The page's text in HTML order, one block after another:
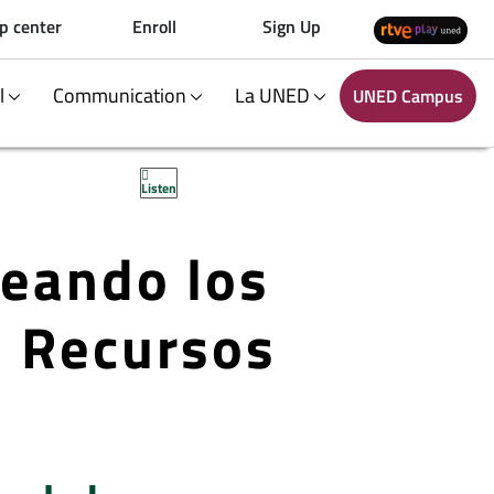
center Enroll Sign Up
Communication La UNED UNED Campus
Listen
los